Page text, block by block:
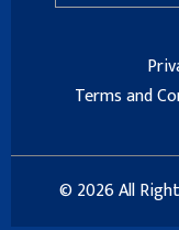
Terms and
© 2026 All